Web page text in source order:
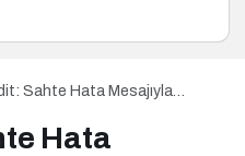
Sahte Hata Mesajıyla
Hata